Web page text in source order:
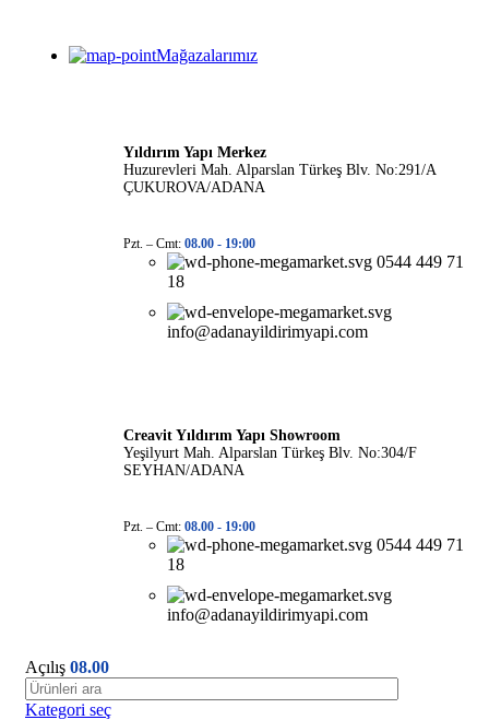
Mağazalarımız
Yıldırım Yapı Merkez
Huzurevleri Mah. Alparslan Türkeş Blv. No:291/A
ÇUKUROVA/ADANA
Pzt. – Cmt: 08.00 - 19:00
0544 449 71
18
info@adanayildirimyapi.com
Creavit Yıldırım Yapı Showroom
Yeşilyurt Mah. Alparslan Türkeş Blv. No:304/F
SEYHAN/ADANA
Pzt. – Cmt: 08.00 - 19:00
0544 449 71
18
info@adanayildirimyapi.com
Açılış 08.00
Kategori seç